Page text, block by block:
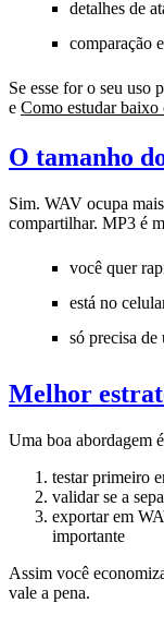
detalhes de
comparação
Se esse for o seu uso
e Como estudar baixo
O tamanho
Sim. WAV ocupa
compartilhar. MP3 é
você quer
está no
só precisa
Melhor
Uma boa abordagem
testar primeiro
validar se a
exportar em
importante
Assim você
vale a pena.